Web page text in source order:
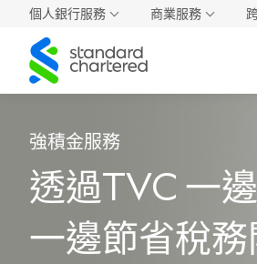
個人銀行服務 商業服務
Standard
Chartered
強積金服務
透過TVC 一
一邊節省稅